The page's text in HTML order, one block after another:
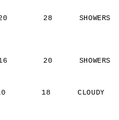
28      SHOWERS
20      SHOWERS
18      CLOUDY